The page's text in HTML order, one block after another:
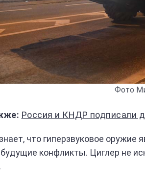
Фото
Россия и КНДР подписали
что гиперзвуковое
конфликты. Циглер не